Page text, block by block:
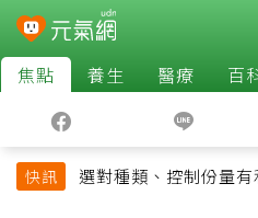
焦點 養生 醫療 百
快訊
選對種類、控制份量